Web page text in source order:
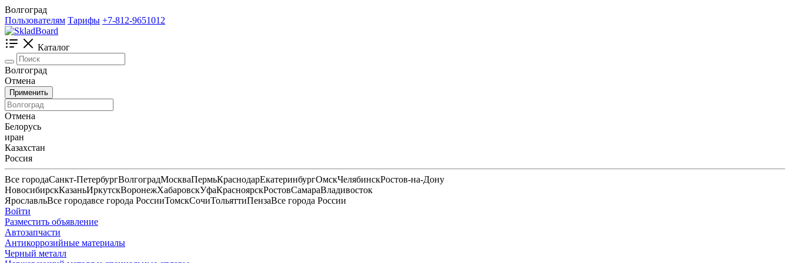
Волгоград
Пользователям Тарифы +7-812-9651012
Каталог
Волгоград
Отмена
Применить
Отмена
Белорусь
иран
Казахстан
Россия
Все городаСанкт-ПетербургВолгоградМоскваПермьКраснодарЕкатеринбургОмскЧелябинскРостов-на-Дону
НовосибирскКазаньИркутскВоронежХабаровскУфаКрасноярскРостовСамараВладивосток
ЯрославльВсе городавсе города РоссииТомскСочиТольяттиПензаВсе города России
Войти
Разместить объявление
Автозапчасти
Антикоррозийные материалы
Черный металл